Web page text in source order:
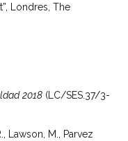
Londres, The
2018 (LC/SES.37/3-
Lawson, M., Parvez